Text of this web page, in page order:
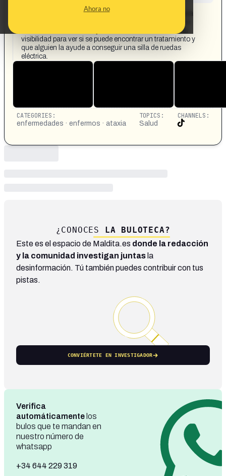
Ahora no
Una chica con ataxia pide que se comparta el video para
afecta a la coordinación y al habla. Está intentando dar
visibilidad para ver si se puede encontrar un tratamiento y
que alguien la ayude a conseguir una silla de ruedas
eléctrica.
CATEGORIES:
enfermedades · enfermos · ataxia
TOPICS:
Salud
CHANNELS:
¿CONOCES LA BULOTECA?
Este es el espacio de Maldita.es donde la redacción
y la comunidad investigan juntas la
desinformación. Tú también puedes contribuir con tus
pistas.
CONVIÉRTETE EN INVESTIGADOR
Verifica
automáticamente los
bulos que te mandan en
nuestro número de
whatsapp
+34 644 229 319